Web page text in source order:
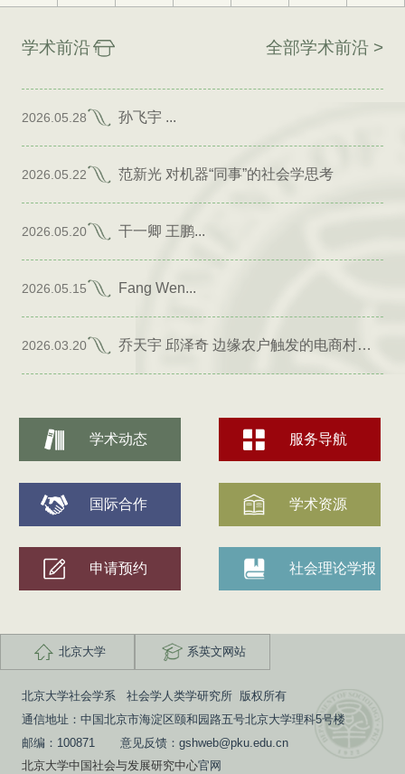
学术前沿 全部学术前沿 >
2026.05.28 孙飞宇 ...
2026.05.22 范新光 对机器“同事”的社会学思考
2026.05.20 干一卿 王鹏...
2026.05.15 Fang Wen...
2026.03.20 乔天宇 邱泽奇 边缘农户触发的电商村形成
学术动态 服务导航
国际合作 学术资源
申请预约 社会理论学报
北京大学 系英文网站
北京大学社会学系 社会学人类学研究所 版权所有
通信地址：中国北京市海淀区颐和园路五号北京大学理科5号楼
邮编：100871 意见反馈：gshweb@pku.edu.cn
北京大学中国社会与发展研究中心官网